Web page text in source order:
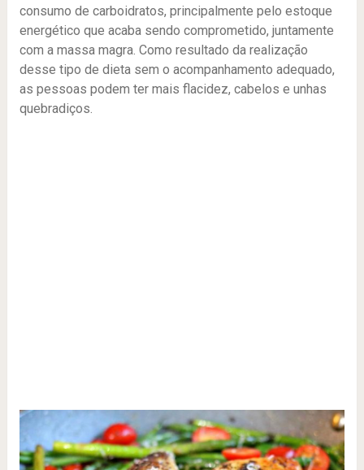
consumo de carboidratos, principalmente pelo estoque
energético que acaba sendo comprometido, juntamente
com a massa magra. Como resultado da realização
desse tipo de dieta sem o acompanhamento adequado,
as pessoas podem ter mais flacidez, cabelos e unhas
quebradiços.